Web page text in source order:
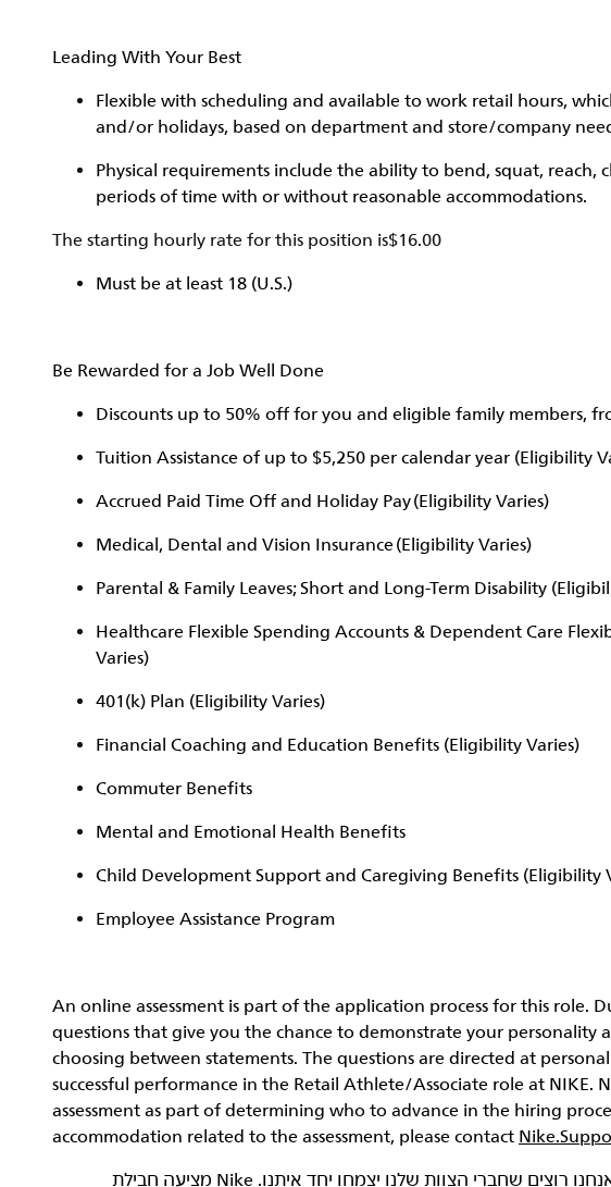
Leading With Your Best
Flexible with scheduling and available to work retail hours,
and/or holidays, based on department and store/company
Physical requirements include the ability to bend, squat, reach,
periods of time with or without reasonable accommodations.
The starting hourly rate for this position isㅤ$16.00
Must be at least 18 (U.S.)
Be Rewarded for a Job Well Done
Discounts up to 50% off for you and eligible family members,
Tuition Assistance of up to $5,250 per calendar year (Eligibility
Accrued Paid Time Off and Holiday Pay (Eligibility Varies)
Medical, Dental and Vision Insurance (Eligibility Varies)
Parental & Family Leaves; Short and Long-Term Disability
Healthcare Flexible Spending Accounts & Dependent Care
Varies)
401(k) Plan (Eligibility Varies)
Financial Coaching and Education Benefits (Eligibility Varies)
Commuter Benefits
Mental and Emotional Health Benefits
Child Development Support and Caregiving Benefits (Eligibility
Employee Assistance Program
An online assessment is part of the application process for this role.
questions that give you the chance to demonstrate your personality
choosing between statements. The questions are directed at
successful performance in the Retail Athlete/Associate role at NIKE.
assessment as part of determining who to advance in the hiring
accommodation related to the assessment, please contact
‏NIKE, Inc.‎ היא חברה שעוסקת בצמיחה, ואנחנו רוצים שחברי הצוות שלנו יצמחו יחד איתנו. Nike מציעה חבילת